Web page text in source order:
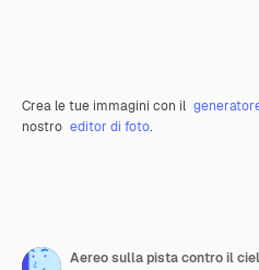
Crea le tue immagini con il
nostro editor di foto.
Aereo sulla pista contro il